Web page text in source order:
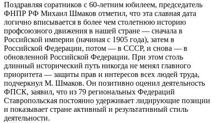
Поздравляя соратников с 60-летним юбилеем, председатель
ФНПР РФ Михаил Шмаков отметил, что эта славная дата
логично вписывается в более чем столетнюю историю
профсоюзного движения в нашей стране — сначала в
Российской империи (начиная с 1905 года), затем в
Российской Федерации, потом — в СССР, и снова — в
обновленной Российской Федерации. При этом столь
длинный исторический путь никогда не менял главного
приоритета — защиты прав и интересов всех людей труда,
подчеркнул М. Шмаков. Он позитивно оценил деятельность
ФПСК, заявил, что из 79 региональных Федераций
Ставропольская постоянно удерживает лидирующие позиции
и показывает стране активный и результативный стиль
деятельности.